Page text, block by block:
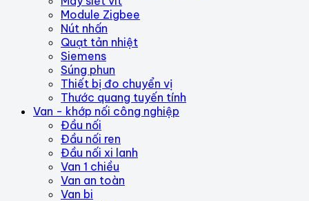
Module Zigbee
Nút nhấn
Quạt tản nhiệt
Siemens
Súng phun
Thiết bị đo chuyển vị
Thước quang tuyến tính
Van - khớp nối công nghiệp
Đầu nối
Đầu nối ren
Đầu nối xi lanh
Van 1 chiều
Van an toàn
Van bi